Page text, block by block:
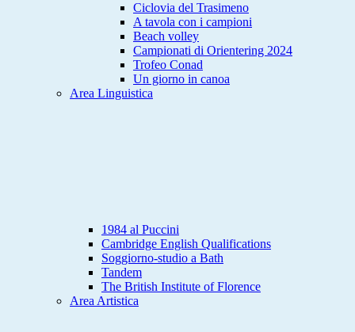
Ciclovia del Trasimeno
A tavola con i campioni
Beach volley
Campionati di Orientering 2024
Trofeo Conad
Un giorno in canoa
Area Linguistica
1984 al Puccini
Cambridge English Qualifications
Soggiorno-studio a Bath
Tandem
The British Institute of Florence
Area Artistica